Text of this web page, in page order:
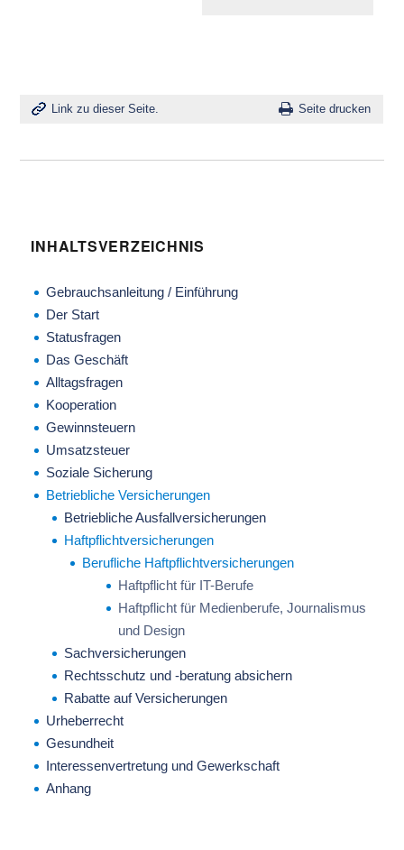
Link zu dieser Seite. Seite drucken
INHALTSVERZEICHNIS
Gebrauchsanleitung / Einführung
Der Start
Statusfragen
Das Geschäft
Alltagsfragen
Kooperation
Gewinnsteuern
Umsatzsteuer
Soziale Sicherung
Betriebliche Versicherungen
Betriebliche Ausfallversicherungen
Haftpflichtversicherungen
Berufliche Haftpflichtversicherungen
Haftpflicht für IT-Berufe
Haftpflicht für Medienberufe, Journalismus
und Design
Sachversicherungen
Rechtsschutz und -beratung absichern
Rabatte auf Versicherungen
Urheberrecht
Gesundheit
Interessenvertretung und Gewerkschaft
Anhang